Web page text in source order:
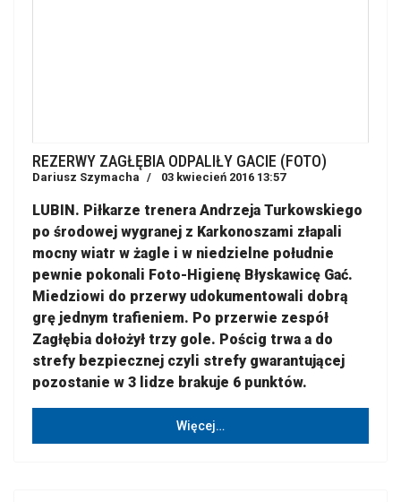
REZERWY ZAGŁĘBIA ODPALIŁY GACIE (FOTO)
Dariusz Szymacha 03 kwiecień 2016 13:57
LUBIN. Piłkarze trenera Andrzeja Turkowskiego
po środowej wygranej z Karkonoszami złapali
mocny wiatr w żagle i w niedzielne południe
pewnie pokonali Foto-Higienę Błyskawicę Gać.
Miedziowi do przerwy udokumentowali dobrą
grę jednym trafieniem. Po przerwie zespół
Zagłębia dołożył trzy gole. Pościg trwa a do
strefy bezpiecznej czyli strefy gwarantującej
pozostanie w 3 lidze brakuje 6 punktów.
Więcej…